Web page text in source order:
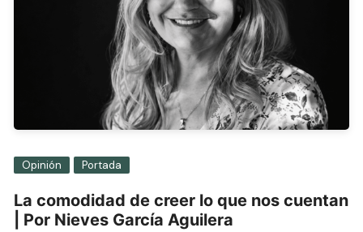
Opinión Portada
La comodidad de creer lo que nos cuentan
| Por Nieves García Aguilera